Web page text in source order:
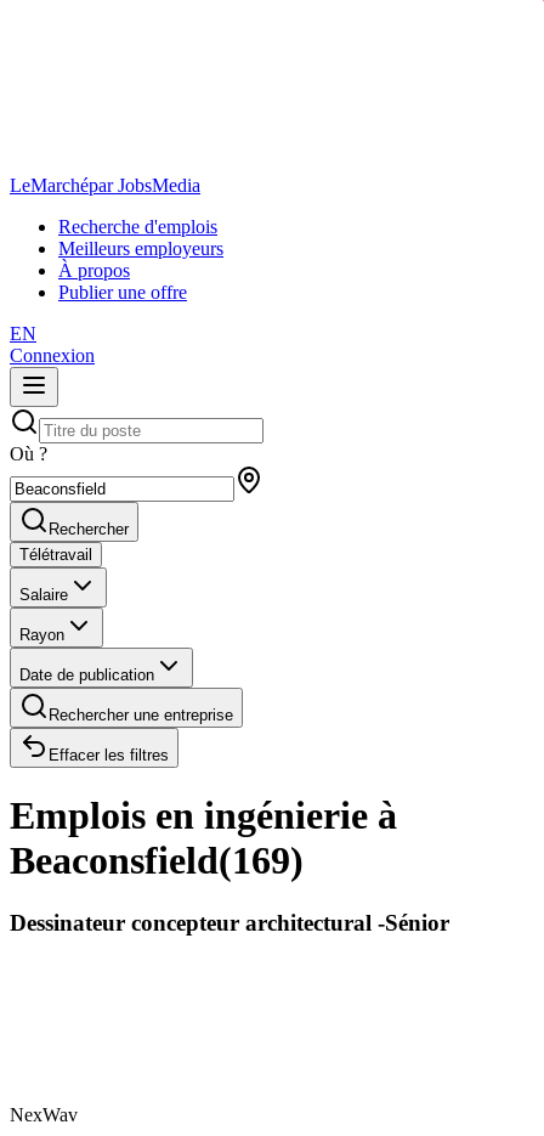
LeMarchépar JobsMedia
Recherche d'emplois
Meilleurs employeurs
À propos
Publier une offre
EN
Connexion
Où ?
Rechercher
Télétravail
Salaire
Rayon
Date de publication
Rechercher une entreprise
Effacer les filtres
Emplois en ingénierie à
Beaconsfield(169)
Dessinateur concepteur architectural -Sénior
NexWav